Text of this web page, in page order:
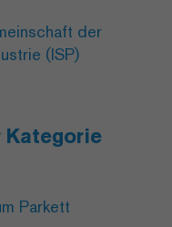
der
(ISP)
Kategorie
Parkett